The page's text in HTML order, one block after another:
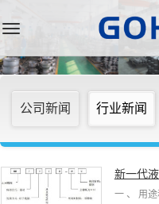
Toggle
公司新闻 行业新闻
新一代
一 、 用